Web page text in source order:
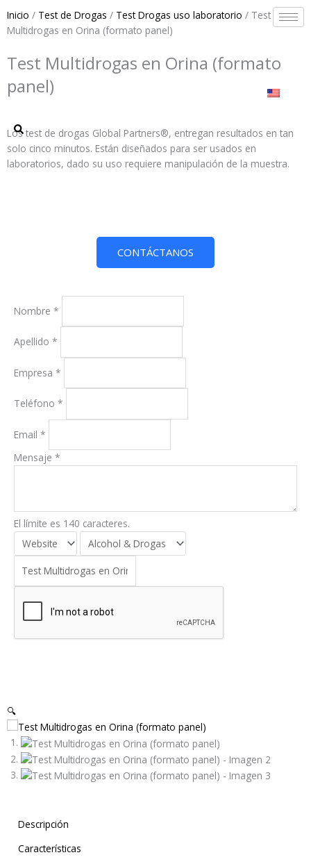
contenido
🔍
Inicio / Test de Drogas / Test Drogas uso laboratorio / Test
Multidrogas en Orina (formato panel)
Test Multidrogas en Orina (formato
panel)
Los test de drogas Global Partners®, entregan resultados en tan
solo cinco minutos. Están diseñados para ser usados en
laboratorios, dado su uso requiere manipulación de la muestra.
CONTÁCTANOS
Nombre *
Apellido *
Empresa *
Teléfono *
Email *
Mensaje *
El límite es 140 caracteres.
Descripción
Características